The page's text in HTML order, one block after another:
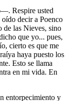
Respire usted
decir a Poenco
de las Nieves, sino
que yo... pues,
cierto es que me
haya puesto los
Esto se llama
en mi vida. En
entorpecimiento y